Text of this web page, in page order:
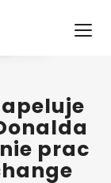
prac